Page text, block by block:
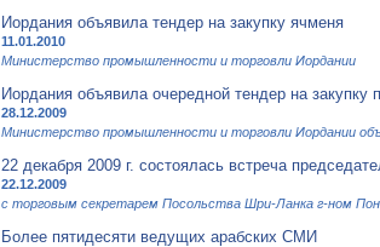
Иордания объявила тендер на закупку ячменя
11.01.2010
Министерство промышленности и торговли Иордании
Иордания объявила очередной тендер на закупку
28.12.2009
Министерство промышленности и торговли Иордании
22 декабря 2009 г. состоялась встреча
22.12.2009
c торговым секретарем Посольства Шри-Ланка г-ном
Более пятидесяти ведущих арабских СМИ